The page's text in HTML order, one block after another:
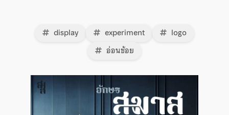
display experiment
logo
อ่อนช้อย